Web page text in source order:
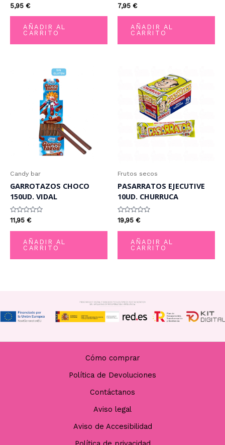
Valorado
con
0
5,95 €
AÑADIR AL
CARRITO
Valorado
con
0
7,95 €
AÑADIR AL
CARRITO
Candy bar
GARROTAZOS CHOCO
150UD. VIDAL
Valorado
con
0
11,95 €
AÑADIR AL
CARRITO
Frutos secos
PASARRATOS EJECUTIVE
10UD. CHURRUCA
Valorado
con
0
19,95 €
AÑADIR AL
CARRITO
Cómo comprar
Política de Devoluciones
Contáctanos
Aviso legal
Aviso de Accesibilidad